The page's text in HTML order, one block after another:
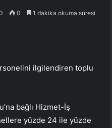
0 1 dakika okuma süresi
ilgilendiren toplu
bağlı Hizmet-İş
yüzde 24 ile yüzde